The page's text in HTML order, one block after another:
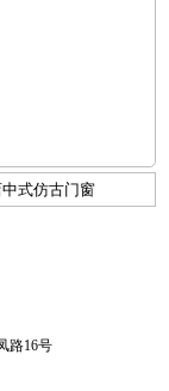
式仿古门窗
路16号